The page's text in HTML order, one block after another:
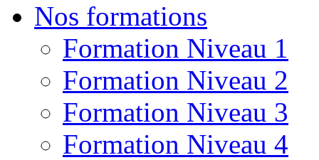
Nos formations
Formation Niveau 1
Formation Niveau 2
Formation Niveau 3
Formation Niveau 4